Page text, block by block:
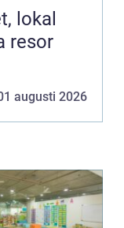
resor
augusti 2026